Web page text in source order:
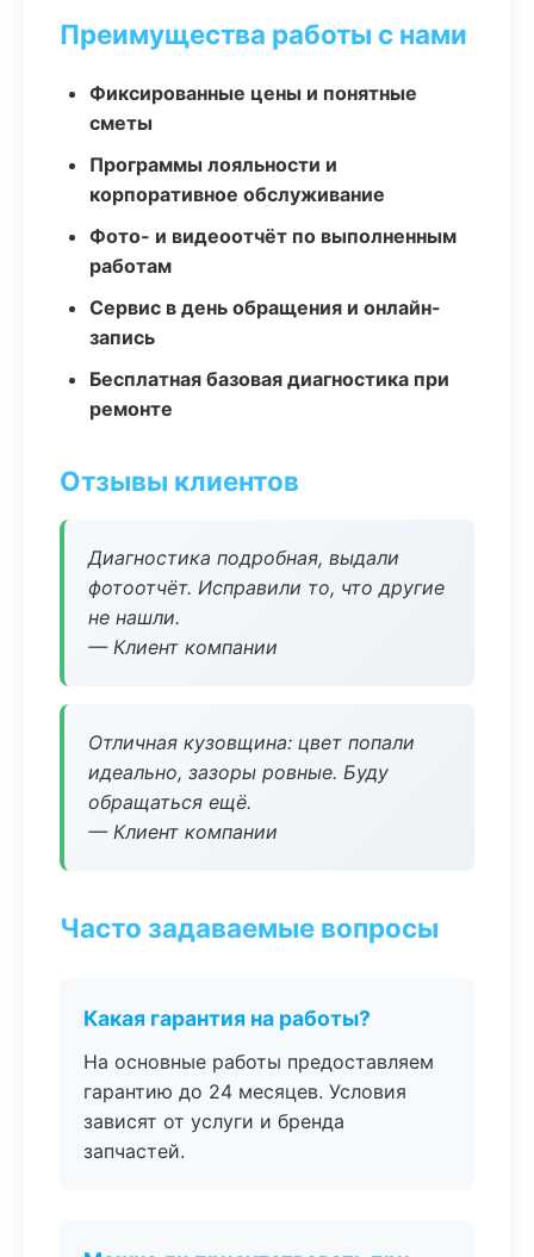
Преимущества работы с нами
Фиксированные цены и понятные
сметы
Программы лояльности и
корпоративное обслуживание
Фото- и видеоотчёт по выполненным
работам
Сервис в день обращения и онлайн-
запись
Бесплатная базовая диагностика при
ремонте
Отзывы клиентов
Диагностика подробная, выдали
фотоотчёт. Исправили то, что другие
не нашли.
— Клиент компании
Отличная кузовщина: цвет попали
идеально, зазоры ровные. Буду
обращаться ещё.
— Клиент компании
Часто задаваемые вопросы
Какая гарантия на работы?
На основные работы предоставляем
гарантию до 24 месяцев. Условия
зависят от услуги и бренда
запчастей.